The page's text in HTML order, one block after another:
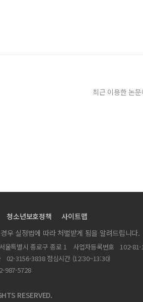
최근 이용한 논
청소년보호정책
사이트맵
우 실정법에 따라 처벌받게 됨을 알려드립니다.
울특별시 종로구 종로 1 사업자등록번호
102-
02-3156-3838 점심시간 (12:30~13:30)
987-5728
RESERVED.